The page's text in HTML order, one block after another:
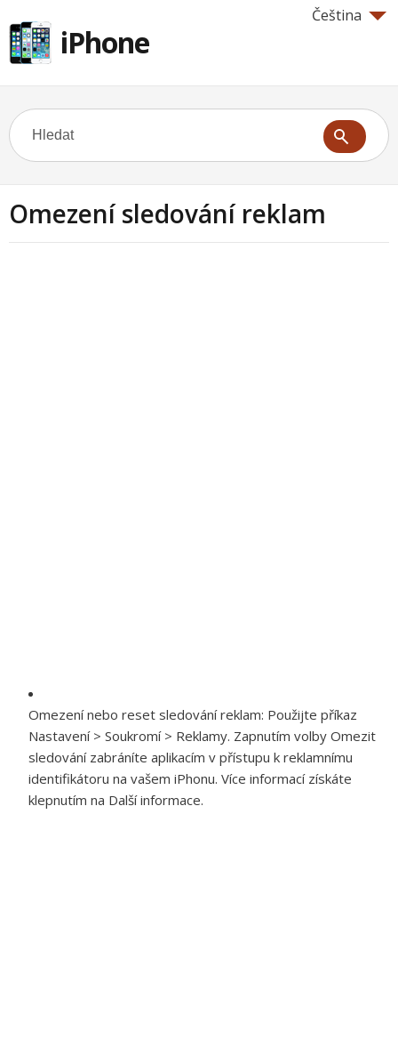
Čeština
iPhone
Omezení sledování reklam
Omezení nebo reset sledování reklam: Použijte příkaz
Nastavení > Soukromí > Reklamy. Zapnutím volby Omezit
sledování zabráníte aplikacím v přístupu k reklamnímu
identifikátoru na vašem iPhonu. Více informací získáte
klepnutím na Další informace.